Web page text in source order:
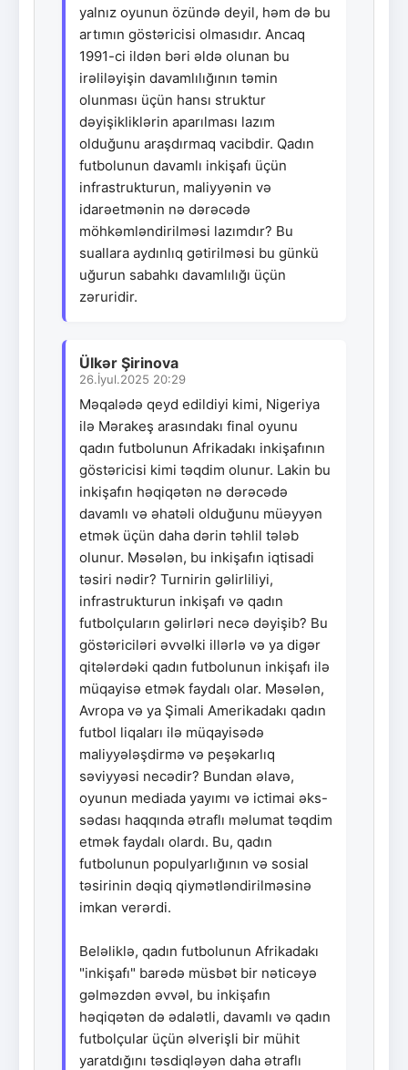
yalnız oyunun özündə deyil, həm də bu
artımın göstəricisi olmasıdır. Ancaq
1991-ci ildən bəri əldə olunan bu
irəliləyişin davamlılığının təmin
olunması üçün hansı struktur
dəyişikliklərin aparılması lazım
olduğunu araşdırmaq vacibdir. Qadın
futbolunun davamlı inkişafı üçün
infrastrukturun, maliyyənin və
idarəetmənin nə dərəcədə
möhkəmləndirilməsi lazımdır? Bu
suallara aydınlıq gətirilməsi bu günkü
uğurun sabahkı davamlılığı üçün
zəruridir.
Ülkər Şirinova
26.İyul.2025 20:29
Məqalədə qeyd edildiyi kimi, Nigeriya
ilə Mərakeş arasındakı final oyunu
qadın futbolunun Afrikadakı inkişafının
göstəricisi kimi təqdim olunur. Lakin bu
inkişafın həqiqətən nə dərəcədə
davamlı və əhatəli olduğunu müəyyən
etmək üçün daha dərin təhlil tələb
olunur. Məsələn, bu inkişafın iqtisadi
təsiri nədir? Turnirin gəlirliliyi,
infrastrukturun inkişafı və qadın
futbolçuların gəlirləri necə dəyişib? Bu
göstəriciləri əvvəlki illərlə və ya digər
qitələrdəki qadın futbolunun inkişafı ilə
müqayisə etmək faydalı olar. Məsələn,
Avropa və ya Şimali Amerikadakı qadın
futbol liqaları ilə müqayisədə
maliyyələşdirmə və peşəkarlıq
səviyyəsi necədir? Bundan əlavə,
oyunun mediada yayımı və ictimai əks-
sədası haqqında ətraflı məlumat təqdim
etmək faydalı olardı. Bu, qadın
futbolunun populyarlığının və sosial
təsirinin dəqiq qiymətləndirilməsinə
imkan verərdi.
Beləliklə, qadın futbolunun Afrikadakı
"inkişafı" barədə müsbət bir nəticəyə
gəlməzdən əvvəl, bu inkişafın
həqiqətən də ədalətli, davamlı və qadın
futbolçular üçün əlverişli bir mühit
yaratdığını təsdiqləyən daha ətraflı